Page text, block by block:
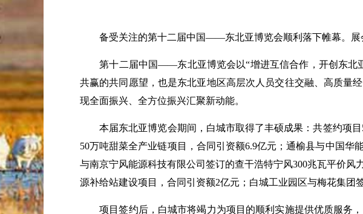
备受关注的第十二届中国——东北亚博览会顺利落下帷幕。展
第十二届中国——东北亚博览会以“增进互信合作，开创东北
共赢的共同愿望，也是东北亚地区高层次人员交往交融、高质量
现全面振兴、全方位振兴汇聚新动能。
本届东北亚博览会期间，白城市取得了丰硕成果：共签约项目
50万吨甜菜全产业链项目，合同引资额6.9亿元；通榆县与中国华
与南京宁风能源科技有限公司签订的查干浩特宁风300兆瓦平价风
源补给站建设项目，合同引资额2亿元；白城工业园区与梅花集团
项目签约后，白城市将竭力为项目的顺利实施提供优质服务